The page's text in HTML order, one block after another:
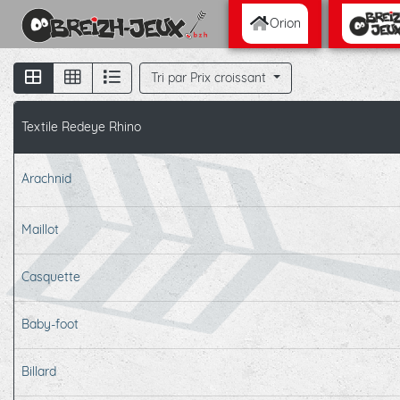
Orion
Tri par Prix croissant
Textile Redeye Rhino
Arachnid
Maillot
Casquette
Baby-foot
Billard